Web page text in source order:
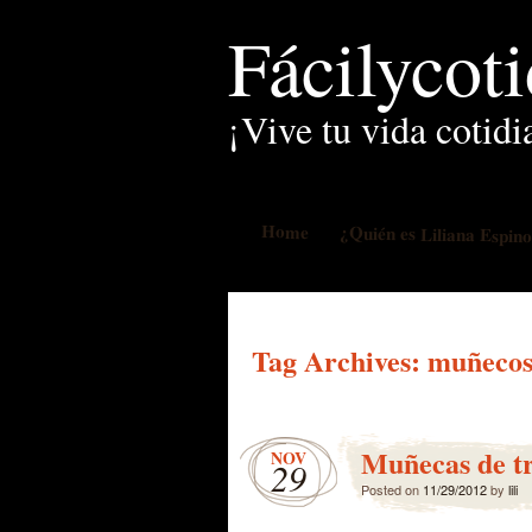
¡Vive tu vida
Home ¿Quién es Liliana
Tag Archives:
NOV
29 Muñecas de
Posted on 11/29/2012by lili